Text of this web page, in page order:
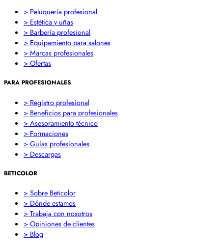
> Peluquería profesional
> Estética y uñas
> Barbería profesional
> Equipamiento para salones
> Marcas profesionales
> Ofertas
PARA PROFESIONALES
> Registro profesional
> Beneficios para profesionales
> Asesoramiento técnico
> Formaciones
> Guías profesionales
> Descargas
BETICOLOR
> Sobre Beticolor
> Dónde estamos
> Trabaja con nosotros
> Opiniones de clientes
> Blog